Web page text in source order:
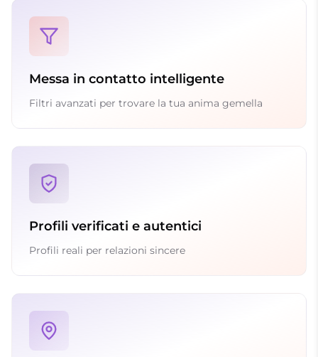
Messa in contatto intelligente
Filtri avanzati per trovare la tua anima gemella
Profili verificati e autentici
Profili reali per relazioni sincere